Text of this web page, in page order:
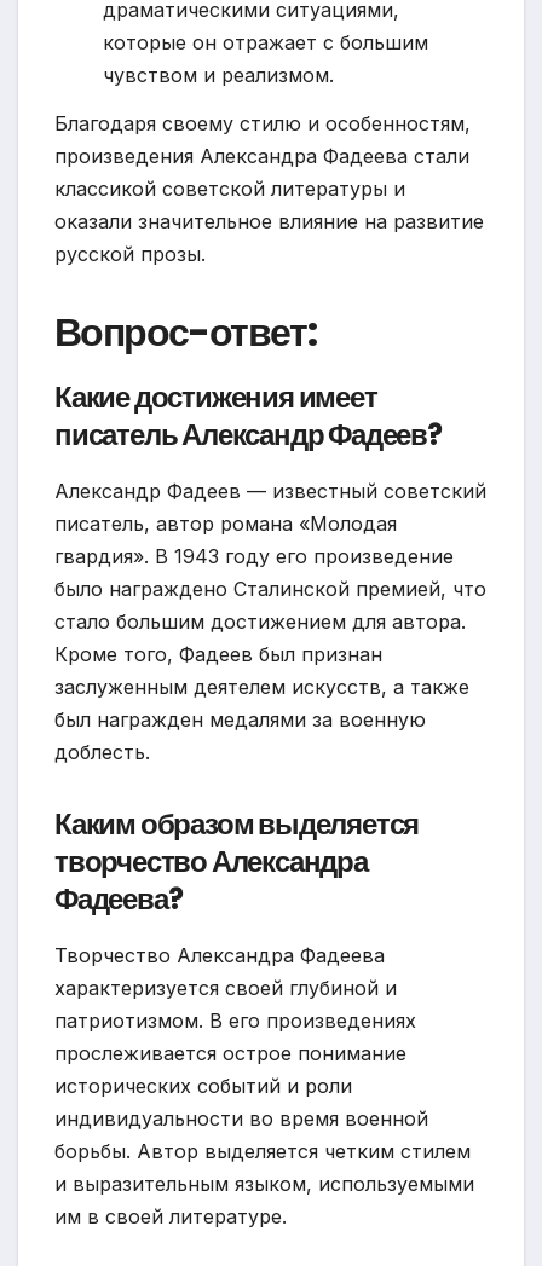
драматическими ситуациями,
которые он отражает с большим
чувством и реализмом.
Благодаря своему стилю и особенностям,
произведения Александра Фадеева стали
классикой советской литературы и
оказали значительное влияние на развитие
русской прозы.
Вопрос-ответ:
Какие достижения имеет
писатель Александр Фадеев?
Александр Фадеев — известный советский
писатель, автор романа «Молодая
гвардия». В 1943 году его произведение
было награждено Сталинской премией, что
стало большим достижением для автора.
Кроме того, Фадеев был признан
заслуженным деятелем искусств, а также
был награжден медалями за военную
доблесть.
Каким образом выделяется
творчество Александра
Фадеева?
Творчество Александра Фадеева
характеризуется своей глубиной и
патриотизмом. В его произведениях
прослеживается острое понимание
исторических событий и роли
индивидуальности во время военной
борьбы. Автор выделяется четким стилем
и выразительным языком, используемыми
им в своей литературе.